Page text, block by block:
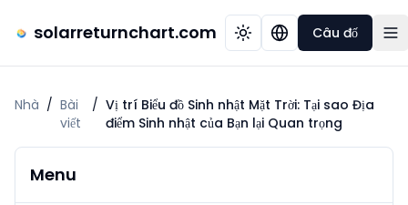
solarreturnchart.com Câu đố
Nhà / Bài
viết
/ Vị trí Biểu đồ Sinh nhật Mặt Trời: Tại sao Địa
điểm Sinh nhật của Bạn lại Quan trọng
Menu